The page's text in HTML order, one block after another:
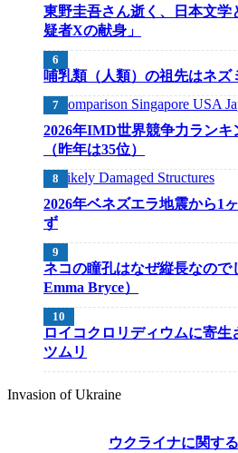
東野圭吾さん逝く、日本文学
疑者Xの献身」
哺乳類（人類）の祖先はネズ
2026年IMD世界競争力ランキ
（昨年は35位）
2026年ベネズエラ地震から1
ず
ネコの瞳孔はなぜ縦長なの
Emma Bryce）
ロイコクロリディウムに寄生
ツムリ
Invasion of Ukraine
ウクライナに関す